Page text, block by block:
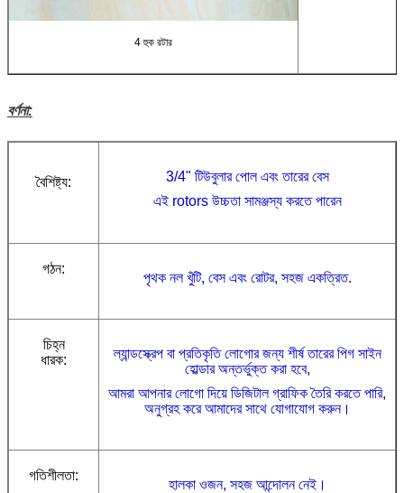
4 হুক রটার
বর্ণনা:
বৈশিষ্ট্য:
3/4" টিউবুলার পোল এবং তারের বেস
এই rotors উচ্চতা সামঞ্জস্য করতে পারেন
গঠন:
পৃথক নল খুঁটি, বেস এবং রোটর, সহজ একত্রিত.
চিহ্ন
ধারক:
ল্যান্ডস্ক্রেপ বা প্রতিকৃতি লোগোর জন্য শীর্ষ তারের পিগ সাইন
হোল্ডার অন্তর্ভুক্ত করা হবে,
আমরা আপনার লোগো দিয়ে ডিজিটাল গ্রাফিক তৈরি করতে পারি,
অনুগ্রহ করে আমাদের সাথে যোগাযোগ করুন।
গতিশীলতা:
হালকা ওজন, সহজ আন্দোলন নেই।